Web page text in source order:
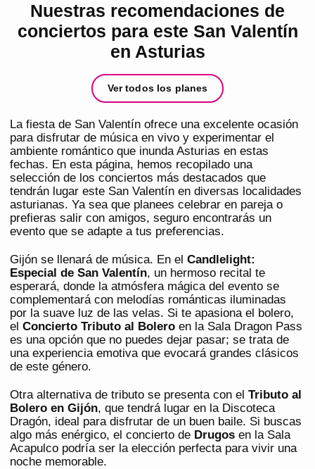
Nuestras recomendaciones de
conciertos para este San Valentín
en Asturias
Ver todos los planes
La fiesta de San Valentín ofrece una excelente ocasión
para disfrutar de música en vivo y experimentar el
ambiente romántico que inunda Asturias en estas
fechas. En esta página, hemos recopilado una
selección de los conciertos más destacados que
tendrán lugar este San Valentín en diversas localidades
asturianas. Ya sea que planees celebrar en pareja o
prefieras salir con amigos, seguro encontrarás un
evento que se adapte a tus preferencias.
Gijón se llenará de música. En el Candlelight:
Especial de San Valentín, un hermoso recital te
esperará, donde la atmósfera mágica del evento se
complementará con melodías románticas iluminadas
por la suave luz de las velas. Si te apasiona el bolero,
el Concierto Tributo al Bolero en la Sala Dragon Pass
es una opción que no puedes dejar pasar; se trata de
una experiencia emotiva que evocará grandes clásicos
de este género.
Otra alternativa de tributo se presenta con el Tributo al
Bolero en Gijón, que tendrá lugar en la Discoteca
Dragón, ideal para disfrutar de un buen baile. Si buscas
algo más enérgico, el concierto de Drugos en la Sala
Acapulco podría ser la elección perfecta para vivir una
noche memorable.